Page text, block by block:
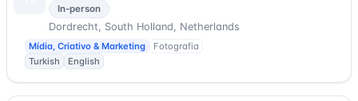
In-person
Dordrecht, South Holland, Netherlands
Mídia, Criativo & Marketing
Fotografia
Turkish
English